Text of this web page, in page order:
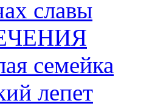
славы
семейка
лепет